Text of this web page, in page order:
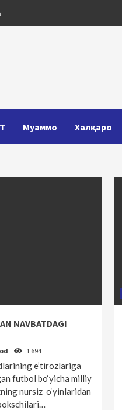
Муаммо Халқаро
NAVBATDAGI
1 694
e’tirozlariga
futbol bo‘yicha milliy
nursiz o‘yinlaridan